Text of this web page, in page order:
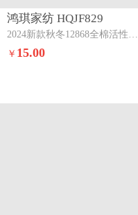
鸿琪家纺 HQJF829
￥ 15.00